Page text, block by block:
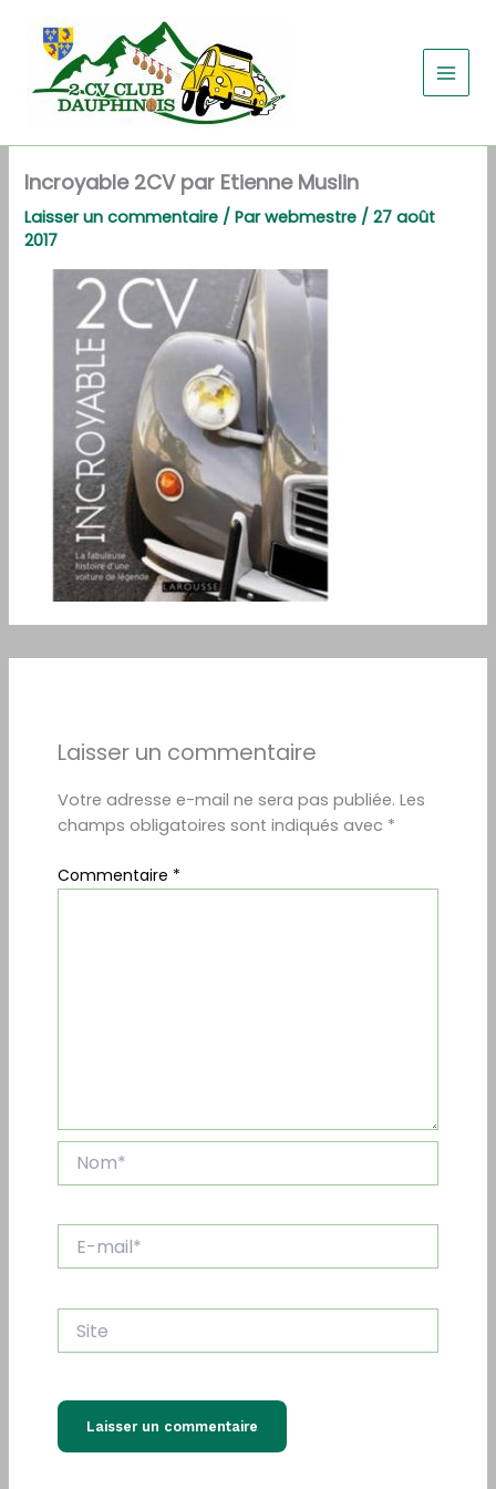
contenu
Incroyable 2CV par Etienne Muslin
Laisser un commentaire / Parwebmestre /27 août
2017
Laisser un commentaire
Votre adresse e-mail ne sera pas publiée. Les
champs obligatoires sont indiqués avec *
Commentaire *
mail*